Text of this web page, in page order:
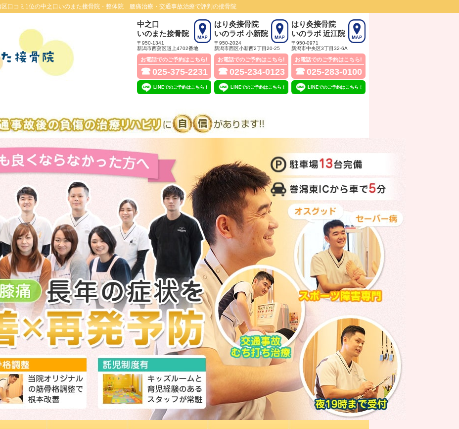
区口コミ1位の中之口いのまた接骨院・整体院 腰痛治療・交通事故治療で評判の接骨院
中之口
いのまた接骨院
〒950-1341
新潟市西蒲区道上4702番地
お電話でのご予約はこちら!
☎ 025-375-2231
LINEでのご予約はこちら！
はり灸接骨院
いのラボ 小新院
〒950-2024
新潟市西区小新西2丁目20‐25
お電話でのご予約はこちら!
☎ 025-234-0123
LINEでのご予約はこちら！
はり灸接骨院
いのラボ 近江院
〒950-0971
新潟市中央区3丁目32‐6A
お電話でのご予約はこちら!
☎ 025-283-0100
LINEでのご予約はこちら！